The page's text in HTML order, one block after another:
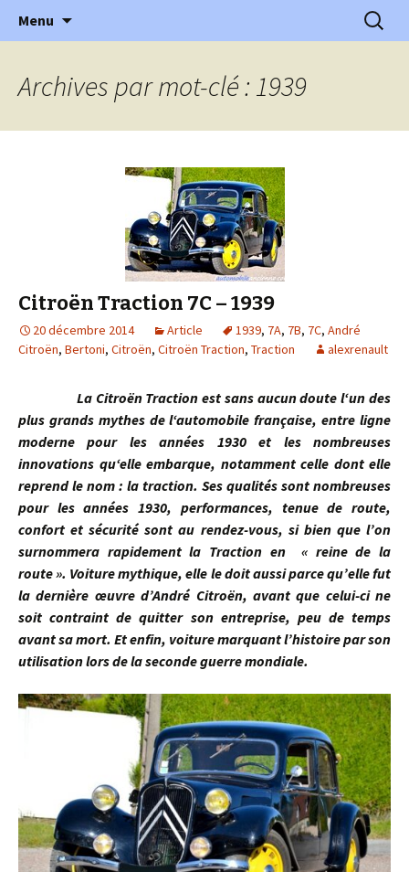
l'Automobile Ancienne
l'automobile ancienne : articles, historiques
…
Menu
Archives par mot-clé : 1939
Citroën Traction 7C – 1939
20 décembre 2014 Article 1939, 7A, 7B, 7C, André
Citroën, Bertoni, Citroën, Citroën Traction, Traction alexrenault
La Citroën Traction est sans aucun doute l‘un des
plus grands mythes de l‘automobile française, entre ligne
moderne pour les années 1930 et les nombreuses
innovations qu‘elle embarque, notamment celle dont elle
reprend le nom : la traction. Ses qualités sont nombreuses
pour les années 1930, performances, tenue de route,
confort et sécurité sont au rendez-vous, si bien que l’on
surnommera rapidement la Traction en « reine de la
route ». Voiture mythique, elle le doit aussi parce qu’elle fut
la dernière œuvre d’André Citroën, avant que celui-ci ne
soit contraint de quitter son entreprise, peu de temps
avant sa mort. Et enfin, voiture marquant l’histoire par son
utilisation lors de la seconde guerre mondiale.